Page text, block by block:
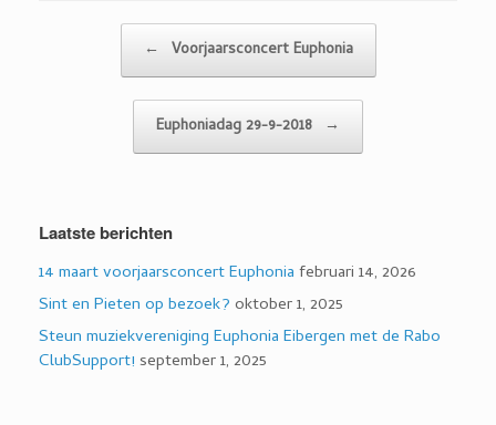
← Voorjaarsconcert Euphonia
Euphoniadag 29-9-2018 →
Laatste berichten
14 maart voorjaarsconcert Euphonia februari 14, 2026
Sint en Pieten op bezoek? oktober 1, 2025
Steun muziekvereniging Euphonia Eibergen met de Rabo
ClubSupport! september 1, 2025